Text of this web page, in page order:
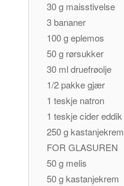
30 g maisstivelse
3 bananer
100 g eplemos
50 g rørsukker
30 ml druefrøolje
1/2 pakke gjær
1 teskje natron
1 teskje cider eddik
250 g kastanjekrem
FOR GLASUREN
50 g melis
50 g kastanjekrem